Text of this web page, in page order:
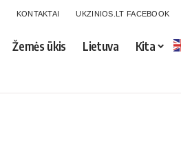
KONTAKTAI UKZINIOS.LT FACEBOOK
Žemės ūkis Lietuva Kita